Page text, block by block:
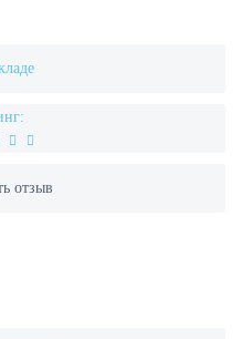
отзыв